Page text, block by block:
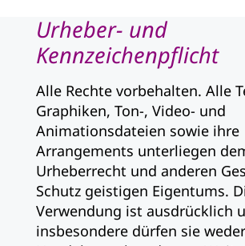
Urheber- und
Kennzeichenpflicht
Alle Rechte vorbehalten. Alle
Graphiken, Ton-, Video- und
Animationsdateien sowie ihre
Arrangements unterliegen
Urheberrecht und anderen
Schutz geistigen Eigentums.
Verwendung ist ausdrücklich
insbesondere dürfen sie